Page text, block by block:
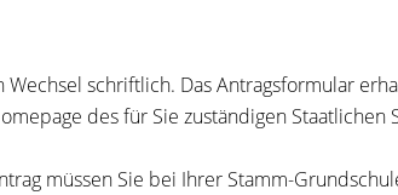
Wechsel schriftlich. Das Antragsformular
des für Sie zuständigen Staatlichen
müssen Sie bei Ihrer Stamm-